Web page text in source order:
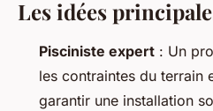
Les idées
Pisciniste expert : Un
les contraintes du terrain
garantir une installation